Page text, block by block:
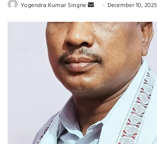
Yogendra Kumar Singne
Send
email
December 10, 2025